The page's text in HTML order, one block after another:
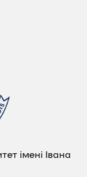
імені Івана